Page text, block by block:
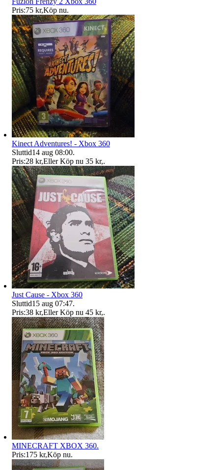
Pris:75 kr,Köp nu.
Kinect Adventures! - Xbox 360
Sluttid14 aug 08:00.
Pris:28 kr,Eller Köp nu 35 kr,.
Just Cause - Xbox 360
Sluttid15 aug 07:47.
Pris:38 kr,Eller Köp nu 45 kr,.
MINECRAFT XBOX 360.
Pris:175 kr,Köp nu.